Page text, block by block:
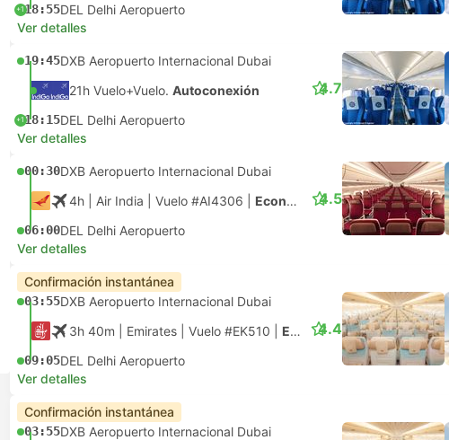
+118:55DEL Delhi Aeropuerto
Ver detalles
19:45DXB Aeropuerto Internacional Dubai
21h Vuelo+Vuelo. Autoconexión
+118:15DEL Delhi Aeropuerto
4.7
Ver detalles
00:30DXB Aeropuerto Internacional Dubai
4h | Air India Vuelo #AI4306 Económica
06:00DEL Delhi Aeropuerto
4.5
Ver detalles
Confirmación instantánea
03:55DXB Aeropuerto Internacional Dubai
3h 40m | Emirates Vuelo #EK510 Económica
09:05DEL Delhi Aeropuerto
4.4
Ver detalles
Confirmación instantánea
03:55DXB Aeropuerto Internacional Dubai